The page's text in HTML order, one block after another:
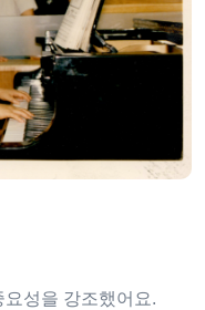
성을 강조했어요.